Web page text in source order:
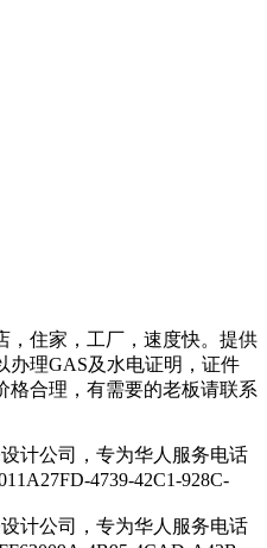
，住家，工厂，速度快。提供
办理GAS及水电证明，证件
格合理，有需要的老板请联系